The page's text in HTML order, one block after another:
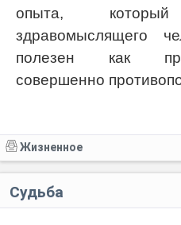
опыта,
здравомыслящего
полезен как
совершенно
Жизненное
Судьба